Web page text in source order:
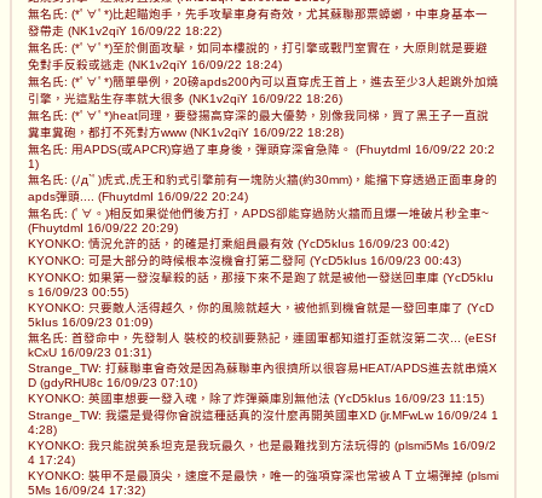
無名氏: (*ﾟ∀ﾟ*)比起瞄炮手，先手攻擊車身有奇效，尤其蘇聯那票蟑螂，中車身基本一
發帶走 (NK1v2qiY 16/09/22 18:22)
無名氏: (*ﾟ∀ﾟ*)至於側面攻擊，如同本樓說的，打引擎或戰鬥室實在，大原則就是要避
免對手反殺或逃走 (NK1v2qiY 16/09/22 18:24)
無名氏: (*ﾟ∀ﾟ*)簡單舉例，20磅apds200內可以直穿虎王首上，進去至少3人起跳外加燒
引擎，光這點生存率就大很多 (NK1v2qiY 16/09/22 18:26)
無名氏: (*ﾟ∀ﾟ*)heat同理，要發揚高穿深的最大優勢，別像我同梯，買了黑王子一直說
糞車糞砲，都打不死對方www (NK1v2qiY 16/09/22 18:28)
無名氏: 用APDS(或APCR)穿過了車身後，彈頭穿深會急降。 (FhuytdmI 16/09/22 20:2
1)
無名氏: (ﾉд`ﾟ)虎式,虎王和豹式引擎前有一塊防火牆(約30mm)，能擋下穿透過正面車身的
apds彈頭.... (FhuytdmI 16/09/22 20:24)
無名氏: (ﾟ∀。)相反如果從他們後方打，APDS卻能穿過防火牆而且爆一堆破片秒全車~
(FhuytdmI 16/09/22 20:29)
KYONKO: 情況允許的話，的確是打乘組員最有效 (YcD5kIus 16/09/23 00:42)
KYONKO: 可是大部分的時候根本沒機會打第二發阿 (YcD5kIus 16/09/23 00:43)
KYONKO: 如果第一發沒擊殺的話，那接下來不是跑了就是被他一發送回車庫 (YcD5kIu
s 16/09/23 00:55)
KYONKO: 只要敵人活得越久，你的風險就越大，被他抓到機會就是一發回車庫了 (YcD
5kIus 16/09/23 01:09)
無名氏: 首發命中，先發制人 裝校的校訓要熟記，連國軍都知道打歪就沒第二次... (eESf
kCxU 16/09/23 01:31)
Strange_TW: 打蘇聯車會奇效是因為蘇聯車內很擠所以很容易HEAT/APDS進去就串燒X
D (gdyRHU8c 16/09/23 07:10)
KYONKO: 英國車想要一發入魂，除了炸彈藥庫別無他法 (YcD5kIus 16/09/23 11:15)
Strange_TW: 我還是覺得你會說這種話真的沒什麼再開英國車XD (jr.MFwLw 16/09/24 1
4:28)
KYONKO: 我只能說英系坦克是我玩最久，也是最難找到方法玩得的 (plsmi5Ms 16/09/2
4 17:24)
KYONKO: 裝甲不是最頂尖，速度不是最快，唯一的強項穿深也常被ＡＴ立場彈掉 (plsmi
5Ms 16/09/24 17:32)